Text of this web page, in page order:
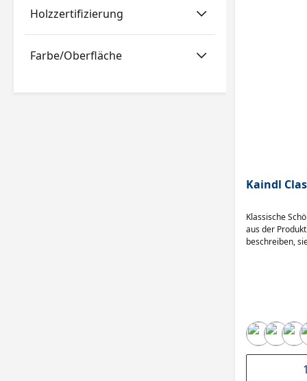
Holzzertifizierung
Farbe/Oberfläche
Kaindl
Klassische
aus der
beschreiben,
Freude haben
die große
verschiedene
Optima